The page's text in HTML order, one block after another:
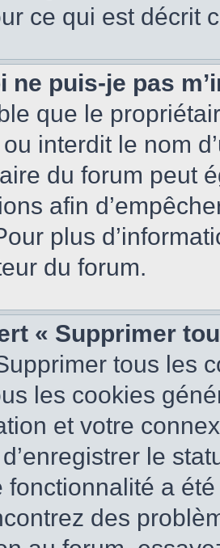
ce qui est décrit
ne puis-je pas
que le
interdit le nom
du forum peut
afin
plus
du forum.
« Supprimer
tous les
les cookies
et votre
le
fonctionnalité a
des